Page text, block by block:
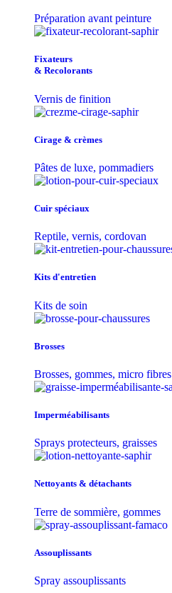
Préparation avant peinture
Fixateurs
& Recolorants
Vernis de finition
Cirage & crèmes
Pâtes de luxe, pommadiers
Cuir spéciaux
Reptile, vernis, cordovan
Kits d'entretien
Kits de soin
Brosses
Brosses, gommes, micro fibres
Imperméabilisants
Sprays protecteurs, graisses
Nettoyants & détachants
Terre de sommière, gommes
Assouplissants
Spray assouplissants